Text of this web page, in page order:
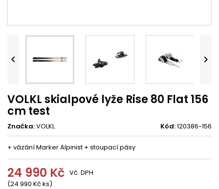
 
VOLKL skialpové lyže Rise 80 Flat 156
cm test
Značka:VOLKL Kód:120386-156
+ vázání Marker Alpinist + stoupací pásy
24 990 Kč
(24 990 Kč ks)
Vč. DPH